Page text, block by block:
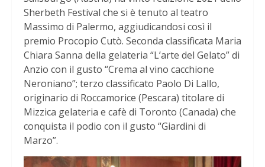
Sherbeth Festival che si è tenuto al teatro
Massimo di Palermo, aggiudicandosi così il
premio Procopio Cutò. Seconda classificata Maria
Chiara Sanna della gelateria “L’arte del Gelato” di
Anzio con il gusto “Crema al vino cacchione
Neroniano”; terzo classificato Paolo Di Lallo,
originario di Roccamorice (Pescara) titolare di
Mizzica gelateria e cafè di Toronto (Canada) che
conquista il podio con il gusto “Giardini di
Marzo”.